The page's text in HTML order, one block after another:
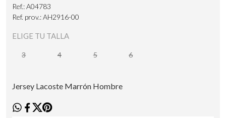
Ref.: A04783
Ref. prov.: AH2916-00
ELIGE TU TALLA
3 4 5 6
Jersey Lacoste Marrón Hombre